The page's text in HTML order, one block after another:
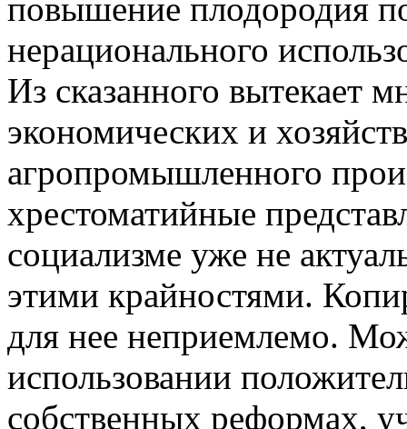
повышение плодородия
нерационального
Из сказанного вытекает
экономических и
агропромышленного
хрестоматийные
социализме уже не
этими крайностями.
для нее неприемлемо.
использовании
собственных реформах,